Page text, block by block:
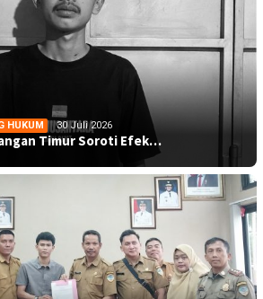
HUKUM 30 Juli 2026
Timur Soroti Efek…